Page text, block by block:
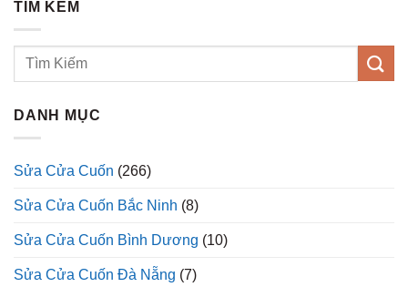
TÌM KẾM
DANH MỤC
Sửa Cửa Cuốn (266)
Sửa Cửa Cuốn Bắc Ninh (8)
Sửa Cửa Cuốn Bình Dương (10)
Sửa Cửa Cuốn Đà Nẵng (7)